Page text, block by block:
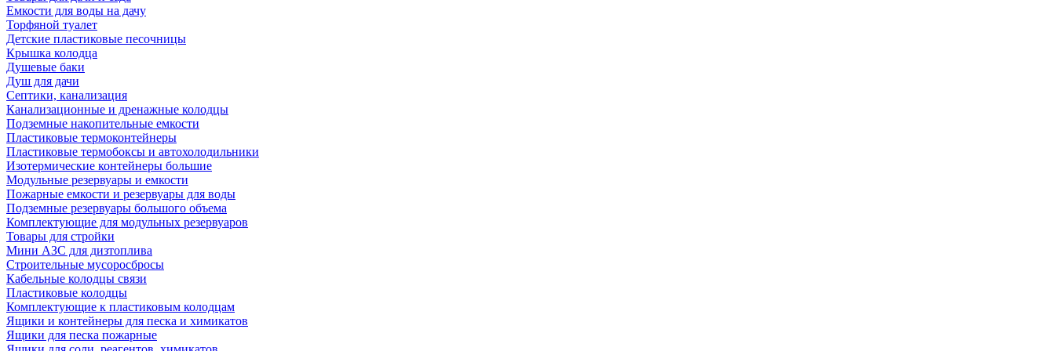
Емкости для воды на дачу
Торфяной туалет
Детские пластиковые песочницы
Крышка колодца
Душевые баки
Душ для дачи
Септики, канализация
Канализационные и дренажные колодцы
Подземные накопительные емкости
Пластиковые термоконтейнеры
Пластиковые термобоксы и автохолодильники
Изотермические контейнеры большие
Модульные резервуары и емкости
Пожарные емкости и резервуары для воды
Подземные резервуары большого объема
Комплектующие для модульных резервуаров
Товары для стройки
Мини АЗС для дизтоплива
Строительные мусоросбросы
Кабельные колодцы связи
Пластиковые колодцы
Комплектующие к пластиковым колодцам
Ящики и контейнеры для песка и химикатов
Ящики для песка пожарные